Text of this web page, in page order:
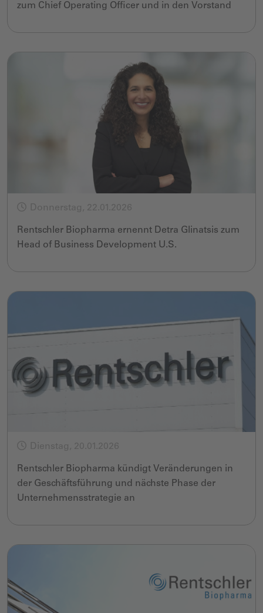
zum Chief Operating Officer und in den Vorstand
Rentschler Biopharma ernennt Detra Glinatsis zum
Head of Business Development U.S.
Rentschler Biopharma kündigt Veränderungen in
der Geschäftsführung und nächste Phase der
Unternehmensstrategie an